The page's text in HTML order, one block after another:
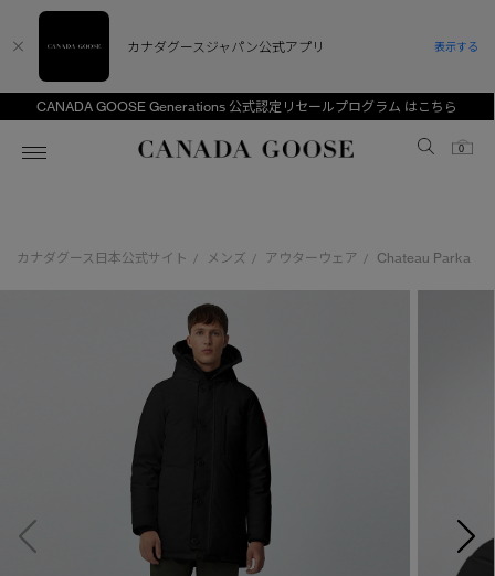
CANADA GOOSE Generations 公式認定リセールプログラム はこちら
Canada Goose
0
ディスカバー
アンバサダー
スプリングコレクション
新着アイテム
ベストセラー
FW26コレクション
サマー 26 コレクション
サマー 26 コレクションLOOK
日本限定モデル
新着アイテム
ベストセラー
FW26コレクション
サマー 26 コレクション
サマー 26 コレクションLOOK
日本限定モデル
ベビー（0‐24ヵ月)
キッズ（2‐7歳)
ユース（6＋歳)
コレクション
CANADA GOOSE Generationsは、アウター
ウェアの下取り・再販を通じて、長く愛される製
品の価値を受け継いでいきます。
アーカイブの希少なピースもご覧いただけます。
詳しく見る
カナダグース日本公式サイト / メンズ / アウターウェア / Chateau Parka
カナダグースジャパン公式アプリ 表示する